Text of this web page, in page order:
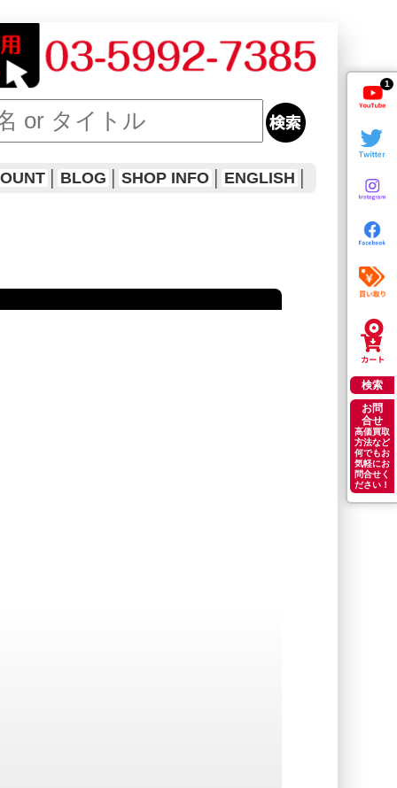
1
検索
お問
合せ
高価買取
方法など
何でもお
気軽にお
問合せく
ださい！
BLOG SHOP INFO ENGLISH